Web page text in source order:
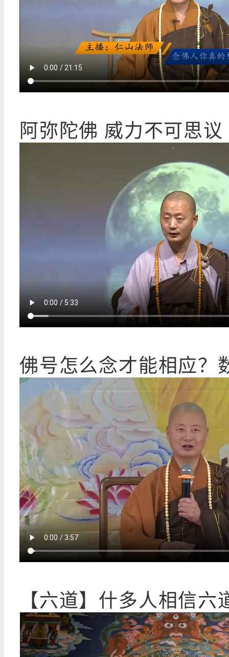
阿弥陀佛 威力不可思
佛号怎么念才能相应？
【六道】什多人相信